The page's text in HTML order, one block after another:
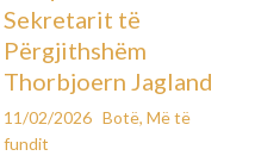
Sekretarit të
Përgjithshëm
Thorbjoern Jagland
11/02/2026 Botë, Më të
fundit